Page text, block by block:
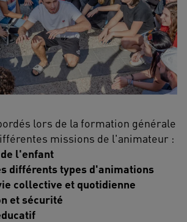
lors de la formation générale
missions de l'animateur :
l'enfant
différents types d'animations
collective et quotidienne
et sécurité